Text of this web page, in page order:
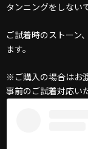
タンニングをしない
ご試着時のストーン
ます。
※ご購入の場合はお
事前のご試着対応い